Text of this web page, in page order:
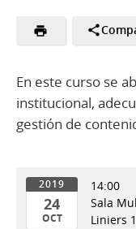
En este curso se
institucional,
gestión de
2019
24
OCT
14:00
Sala
Liniers